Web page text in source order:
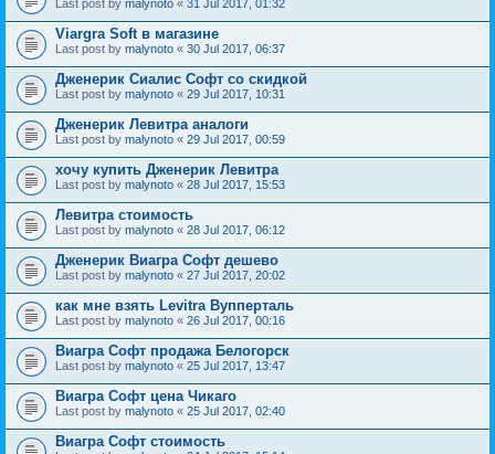
Last post by malynoto « 31 Jul 2017, 01:32
Viargra Soft в магазине
Last post by malynoto « 30 Jul 2017, 06:37
Дженерик Сиалис Софт со скидкой
Last post by malynoto « 29 Jul 2017, 10:31
Дженерик Левитра аналоги
Last post by malynoto « 29 Jul 2017, 00:59
хочу купить Дженерик Левитра
Last post by malynoto « 28 Jul 2017, 15:53
Левитра стоимость
Last post by malynoto « 28 Jul 2017, 06:12
Дженерик Виагра Софт дешево
Last post by malynoto « 27 Jul 2017, 20:02
как мне взять Levitra Вупперталь
Last post by malynoto « 26 Jul 2017, 00:16
Виагра Софт продажа Белогорск
Last post by malynoto « 25 Jul 2017, 13:47
Виагра Софт цена Чикаго
Last post by malynoto « 25 Jul 2017, 02:40
Виагра Софт стоимость